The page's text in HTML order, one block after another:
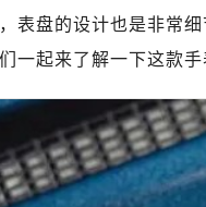
绍兴市越城区胜利
南昌市红谷滩新区
济南市历下区经十
广州市天河区天河
广州市越秀区环市
深圳市罗湖区深南
表盘的设计也是非常
一起来了解一下这款手